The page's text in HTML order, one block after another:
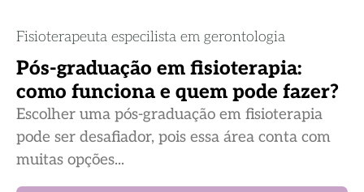
Fisioterapeuta especilista em gerontologia
Pós-graduação em fisioterapia:
como funciona e quem pode fazer?
Escolher uma pós-graduação em fisioterapia
pode ser desafiador, pois essa área conta com
muitas opções...